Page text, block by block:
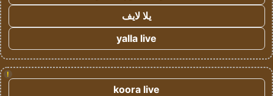
يلا لايف
yalla live
!
koora live